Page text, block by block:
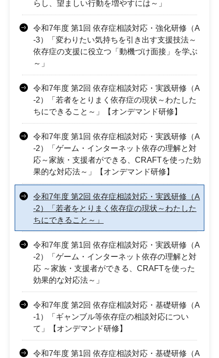
らし、望ましい行動を増やすには～」
令和7年度 第1回 依存症相談対応・強化研修（A
-3）「変わりたい気持ちを引き出す支援技法～
依存症の支援に役立つ「動機づけ面接」を学ぶ
～」
令和7年度 第2回 依存症相談対応・実践研修（A
-2）「若者をとりまく依存症の現状～わたした
ちにできること～」【オンデマンド研修】
令和7年度 第1回 依存症相談対応・実践研修（A
-2）「ゲーム・インターネット依存の理解と対
応～家族・支援者ができる、CRAFTを使った効
果的な対応法～」【オンデマンド研修】
令和7年度 第2回 依存症相談対応・実践研修（A
-2）「若者をとりまく依存症の現状～わたした
ちにできること～」
令和7年度 第1回 依存症相談対応・実践研修（A
-2）「ゲーム・インターネット依存の理解と対
応 ～家族・支援者ができる、CRAFTを使った
効果的な対応法～」
令和7年度 第2回 依存症相談対応・基礎研修（A
-1）「ギャンブル等依存症の相談対応につい
て」【オンデマンド研修】
令和7年度 第1回 依存症相談対応・基礎研修（A